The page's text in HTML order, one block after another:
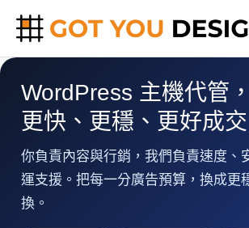
主
WordPress 主機代管
更快、更穩、更好成交
你負責內容與行銷，我們負責速度、
運支援。把每一分廣告預算，換成更
換。